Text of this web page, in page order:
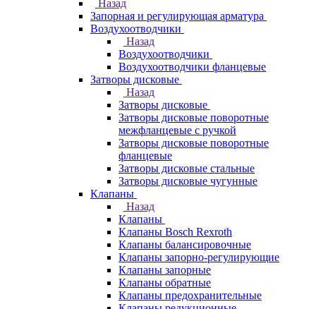
Назад
Запорная и регулирующая арматура
Воздухоотводчики
Назад
Воздухоотводчики
Воздухоотводчики фланцевые
Затворы дисковые
Назад
Затворы дисковые
Затворы дисковые поворотные
межфланцевые с ручкой
Затворы дисковые поворотные
фланцевые
Затворы дисковые стальные
Затворы дисковые чугунные
Клапаны
Назад
Клапаны
Клапаны Bosch Rexroth
Клапаны балансировочные
Клапаны запорно-регулирующие
Клапаны запорные
Клапаны обратные
Клапаны предохранительные